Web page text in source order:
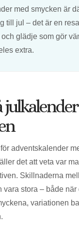
med smycken är
till jul – det är en
glädje som gör
extra.
adventskalender
det att veta var
Skillnaderna
vara stora – både när
variationen